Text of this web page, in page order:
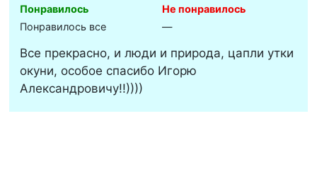
Понравилось
Понравилось все
Не понравилось
—
Все прекрасно, и люди и природа, цапли утки
окуни, особое спасибо Игорю
Александровичу!!))))